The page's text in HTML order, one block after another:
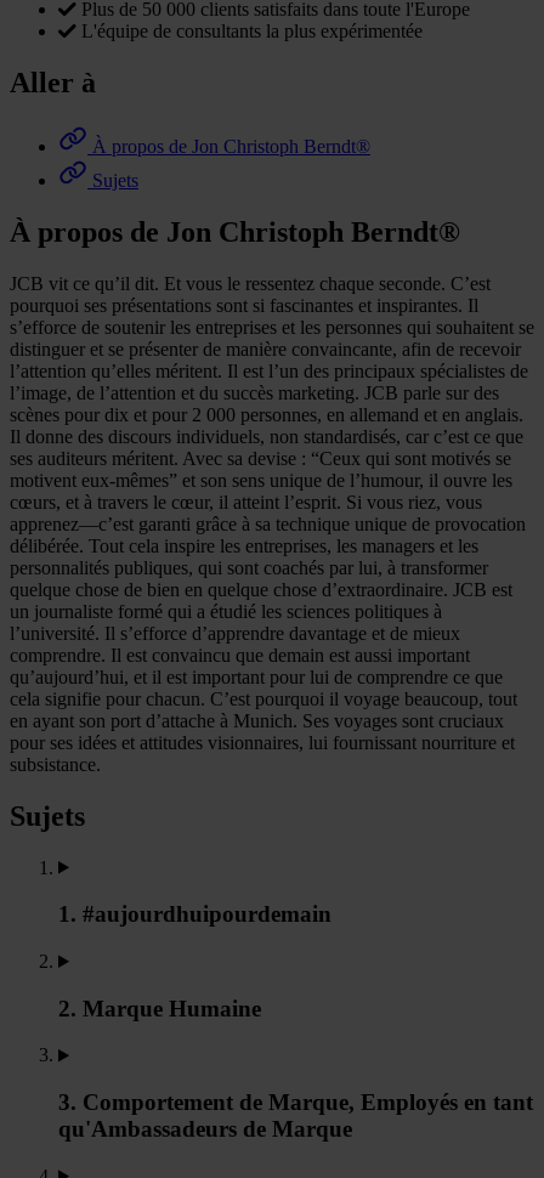
Plus de 50 000 clients satisfaits dans toute l'Europe
L'équipe de consultants la plus expérimentée
Aller à
À propos de Jon Christoph Berndt®
Sujets
À propos de Jon Christoph Berndt®
JCB vit ce qu’il dit. Et vous le ressentez chaque seconde. C’est
pourquoi ses présentations sont si fascinantes et inspirantes. Il
s’efforce de soutenir les entreprises et les personnes qui souhaitent se
distinguer et se présenter de manière convaincante, afin de recevoir
l’attention qu’elles méritent. Il est l’un des principaux spécialistes de
l’image, de l’attention et du succès marketing. JCB parle sur des
scènes pour dix et pour 2 000 personnes, en allemand et en anglais.
Il donne des discours individuels, non standardisés, car c’est ce que
ses auditeurs méritent. Avec sa devise : “Ceux qui sont motivés se
motivent eux-mêmes” et son sens unique de l’humour, il ouvre les
cœurs, et à travers le cœur, il atteint l’esprit. Si vous riez, vous
apprenez—c’est garanti grâce à sa technique unique de provocation
délibérée. Tout cela inspire les entreprises, les managers et les
personnalités publiques, qui sont coachés par lui, à transformer
quelque chose de bien en quelque chose d’extraordinaire. JCB est
un journaliste formé qui a étudié les sciences politiques à
l’université. Il s’efforce d’apprendre davantage et de mieux
comprendre. Il est convaincu que demain est aussi important
qu’aujourd’hui, et il est important pour lui de comprendre ce que
cela signifie pour chacun. C’est pourquoi il voyage beaucoup, tout
en ayant son port d’attache à Munich. Ses voyages sont cruciaux
pour ses idées et attitudes visionnaires, lui fournissant nourriture et
subsistance.
Sujets
1. #aujourdhuipourdemain
2. Marque Humaine
3. Comportement de Marque, Employés en tant
qu'Ambassadeurs de Marque